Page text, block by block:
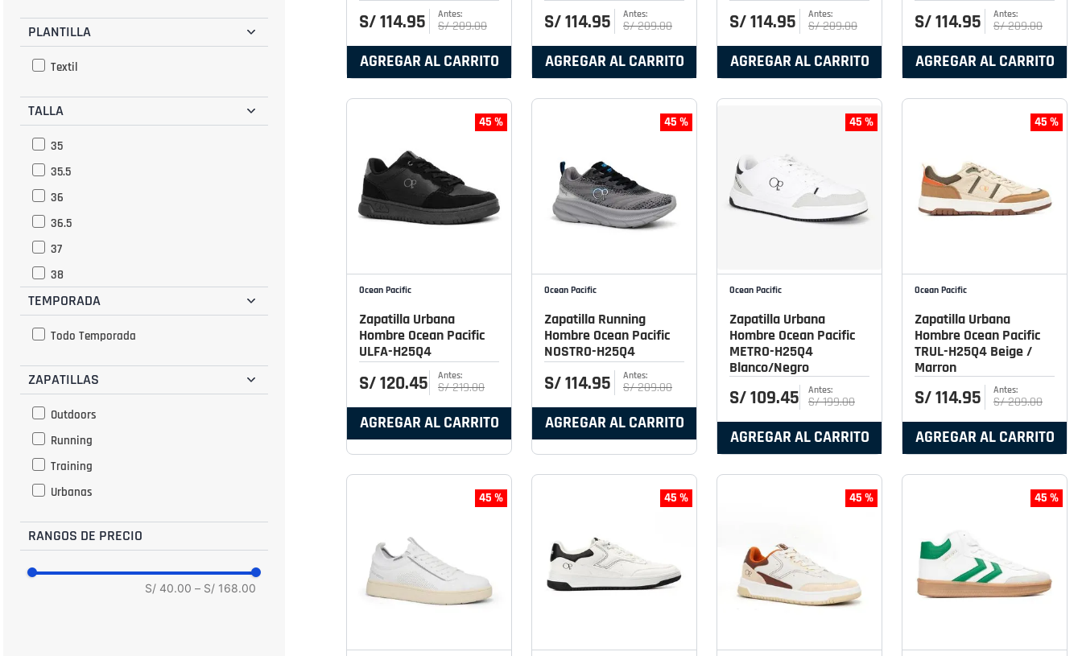
PLANTILLA
Textil
TALLA
35
35.5
36
36.5
37
38
39
40.5
44
TEMPORADA
Todo Temporada
ZAPATILLAS
Outdoors
Running
Training
Urbanas
RANGOS DE PRECIO
S/ 40.00 – S/ 168.00
S/114.95 S/209.00
AGREGAR AL CARRITO
S/114.95 S/209.00
AGREGAR AL CARRITO
S/114.95 S/209.00
AGREGAR AL CARRITO
S/114.95 S/209.00
AGREGAR AL CARRITO
45 %
Ocean Pacific
Zapatilla Urbana
Hombre Ocean Pacific
ULFA-H25Q4
S/120.45 S/219.00
AGREGAR AL CARRITO
45 %
Ocean Pacific
Zapatilla Running
Hombre Ocean Pacific
NOSTRO-H25Q4
S/114.95 S/209.00
AGREGAR AL CARRITO
45 %
Ocean Pacific
Zapatilla Urbana
Hombre Ocean Pacific
METRO-H25Q4
Blanco/Negro
S/109.45 S/199.00
AGREGAR AL CARRITO
45 %
Ocean Pacific
Zapatilla Urbana
Hombre Ocean Pacific
TRUL-H25Q4 Beige /
Marron
S/114.95 S/209.00
AGREGAR AL CARRITO
45 % 45 % 45 % 45 %